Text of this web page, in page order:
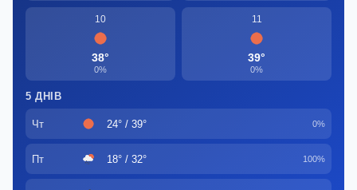
10
38°
0%
11
39°
0%
5 ДНІВ
Чт 24° / 39° 0%
Пт 18° / 32° 100%